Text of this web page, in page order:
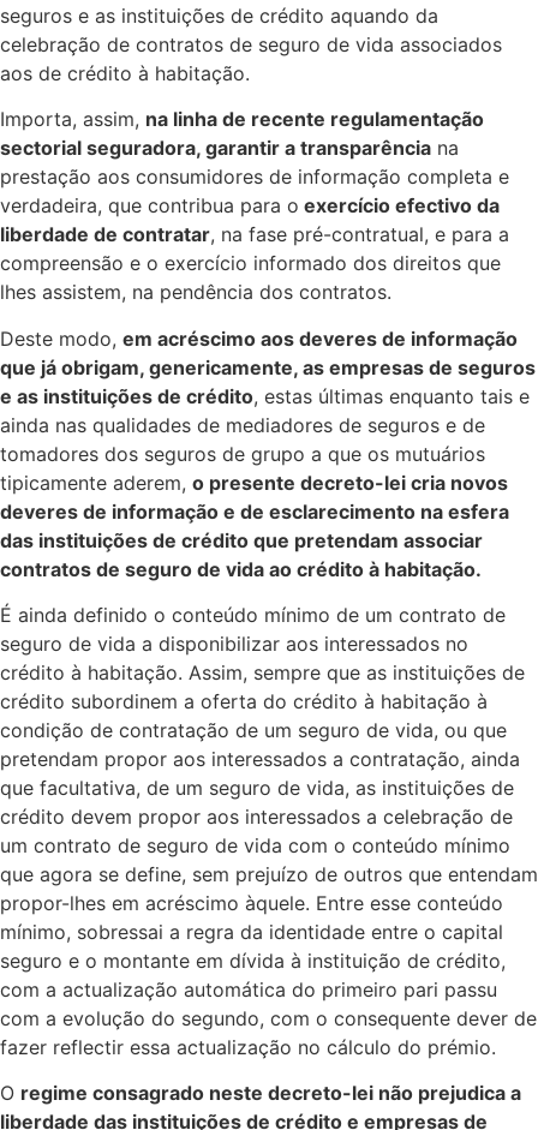
seguros e as instituições de crédito aquando da
celebração de contratos de seguro de vida associados
aos de crédito à habitação.​
Importa, assim, na linha de recente regulamentação
sectorial seguradora, garantir a transparência na
prestação aos consumidores de informação completa e
verdadeira, que contribua para o exercício efectivo da
liberdade de contratar, na fase pré-contratual, e para a
compreensão e o exercício informado dos direitos que
lhes assistem, na pendência dos contratos.​
Deste modo, em acréscimo aos deveres de informação
que já obrigam, genericamente, as empresas de seguros
e as instituições de crédito, estas últimas enquanto tais e
ainda nas qualidades de mediadores de seguros e de
tomadores dos seguros de grupo a que os mutuários
tipicamente aderem, o presente decreto-lei cria novos
deveres de informação e de esclarecimento na esfera
das instituições de crédito que pretendam associar
contratos de seguro de vida ao crédito à habitação.
É ainda definido o conteúdo mínimo de um contrato de
seguro de vida a disponibilizar aos interessados no
crédito à habitação. Assim, sempre que as instituições de
crédito subordinem a oferta do crédito à habitação à
condição de contratação de um seguro de vida, ou que
pretendam propor aos interessados a contratação, ainda
que facultativa, de um seguro de vida, as instituições de
crédito devem propor aos interessados a celebração de
um contrato de seguro de vida com o conteúdo mínimo
que agora se define, sem prejuízo de outros que entendam
propor-lhes em acréscimo àquele. Entre esse conteúdo
mínimo, sobressai a regra da identidade entre o capital
seguro e o montante em dívida à instituição de crédito,
com a actualização automática do primeiro pari passu
com a evolução do segundo, com o consequente dever de
fazer reflectir essa actualização no cálculo do prémio.​
O regime consagrado neste decreto-lei não prejudica a
liberdade das instituições de crédito e empresas de